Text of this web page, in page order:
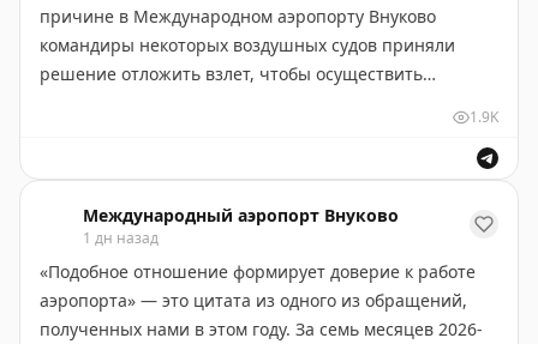
При плохом самочувствии пассажирам и
провожающим готовы помочь сотрудники нашей
медслужбы. Медпункт в Терминале A работает
Желаем хорошего полёта!
причине в Международном аэропорту Внуково
командиры некоторых воздушных судов приняли
решение отложить взлет, чтобы осуществить
Рекомендуем перед отправлением в аэропорт
уточнять статус своего рейса:
- на онлайн-табло:
passengers/reysi/online-tablo
- по телефону справочной аэропорта: +7 (495) 937-55-
55
1.9K
Международный аэропорт Внуково
1 дн назад
«Подобное отношение формирует доверие к работе
аэропорта» — это цитата из одного из обращений,
полученных нами в этом году. За семь месяцев 2026-